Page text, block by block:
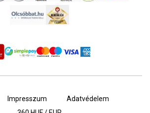
Impresszum
Adatvédelem